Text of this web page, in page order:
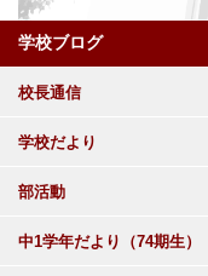
学校ブログ
校長通信
学校だより
部活動
中1学年だより（74期生）